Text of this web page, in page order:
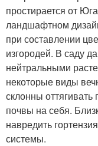
простирается от
ландшафтном
при составлении
изгородей. В саду
нейтральными
некоторые виды
склонны
почвы на себя.
навредить
системы.